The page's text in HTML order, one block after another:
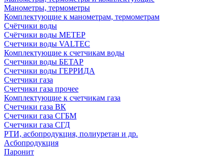
Манометры, термометры
Комплектующие к манометрам, термометрам
Счётчики воды
Счётчики воды МЕТЕР
Счетчики воды VALTEC
Комплектующие к счетчикам воды
Счетчики воды БЕТАР
Счетчики воды ГЕРРИДА
Счетчики газа
Счетчики газа прочее
Комплектующие к счетчикам газа
Счетчики газа ВК
Счетчики газа СГБМ
Счетчики газа СГД
РТИ, асбопродукция, полиуретан и др.
Асбопродукция
Паронит